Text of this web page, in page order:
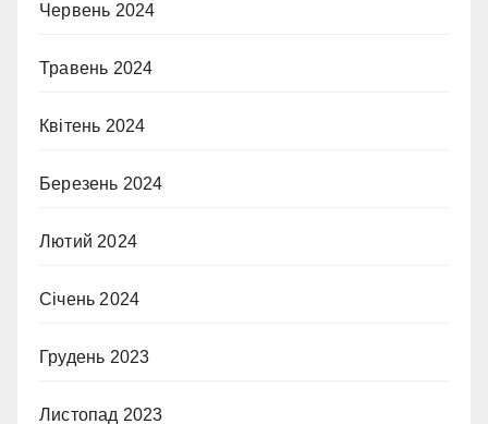
Червень 2024
Травень 2024
Квітень 2024
Березень 2024
Лютий 2024
Січень 2024
Грудень 2023
Листопад 2023